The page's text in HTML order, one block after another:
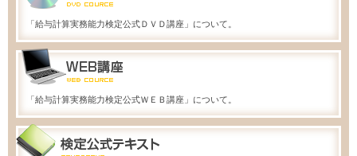
「給与計算実務能力検定公式ＤＶＤ講座」について。
「給与計算実務能力検定公式ＷＥＢ講座」について。